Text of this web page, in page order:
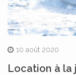
10 août 2020
Location à la